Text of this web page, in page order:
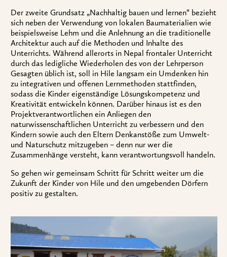
Der zweite Grundsatz „Nachhaltig bauen und lernen“ bezieht
sich neben der Verwendung von lokalen Baumaterialien wie
beispielsweise Lehm und die Anlehnung an die traditionelle
Architektur auch auf die Methoden und Inhalte des
Unterrichts. Während allerorts in Nepal frontaler Unterricht
durch das ledigliche Wiederholen des von der Lehrperson
Gesagten üblich ist, soll in Hile langsam ein Umdenken hin
zu integrativen und offenen Lernmethoden stattfinden,
sodass die Kinder eigenständige Lösungskompetenz und
Kreativität entwickeln können. Darüber hinaus ist es den
Projektverantwortlichen ein Anliegen den
naturwissenschaftlichen Unterricht zu verbessern und den
Kindern sowie auch den Eltern Denkanstöße zum Umwelt-
und Naturschutz mitzugeben – denn nur wer die
Zusammenhänge versteht, kann verantwortungsvoll handeln.
So gehen wir gemeinsam Schritt für Schritt weiter um die
Zukunft der Kinder von Hile und den umgebenden Dörfern
positiv zu gestalten.